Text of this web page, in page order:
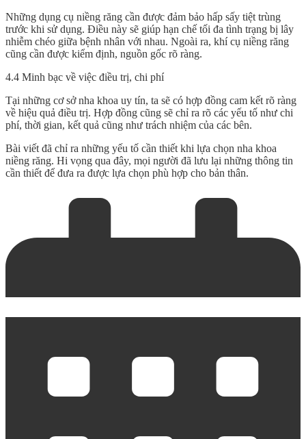
Những dụng cụ niềng răng cần được đảm bảo hấp sấy tiệt trùng
trước khi sử dụng. Điều này sẽ giúp hạn chế tối đa tình trạng bị lây
nhiễm chéo giữa bệnh nhân với nhau. Ngoài ra, khí cụ niềng răng
cũng cần được kiểm định, nguồn gốc rõ ràng.
4.4 Minh bạc về việc điều trị, chi phí
Tại những cơ sở nha khoa uy tín, ta sẽ có hợp đồng cam kết rõ ràng
về hiệu quả điều trị. Hợp đồng cũng sẽ chỉ ra rõ các yếu tố như chi
phí, thời gian, kết quả cũng như trách nhiệm của các bên.
Bài viết đã chỉ ra những yếu tố cần thiết khi lựa chọn nha khoa
niềng răng. Hi vọng qua đây, mọi người đã lưu lại những thông tin
cần thiết để đưa ra được lựa chọn phù hợp cho bản thân.